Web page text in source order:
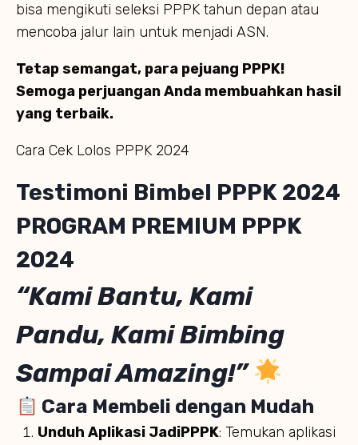
bisa mengikuti seleksi PPPK tahun depan atau
mencoba jalur lain untuk menjadi ASN.
Tetap semangat, para pejuang PPPK!
Semoga perjuangan Anda membuahkan hasil
yang terbaik.
Cara Cek Lolos PPPK 2024
Testimoni Bimbel PPPK 2024
PROGRAM PREMIUM PPPK
2024
“Kami Bantu, Kami
Pandu, Kami Bimbing
Sampai Amazing!”
Cara Membeli dengan Mudah
Unduh Aplikasi JadiPPPK: Temukan aplikasi